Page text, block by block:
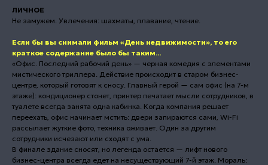
ЛИЧНОЕ
Не замужем. Увлечения: шахматы, плавание, чтение.
Если бы вы снимали фильм «День недвижимости», то его
краткое содержание было бы таким...
«Офис. Последний рабочий день» — черная комедия с элементами
мистического триллера. Действие происходит в старом бизнес-
центре, который готовят к сносу. Главный герой — сам офис (на 7-м
этаже): кондиционер стонет, принтер печатает мысли сотрудников, в
туалете всегда занята одна кабинка. Когда компания решает
переехать, офис начинает мстить: двери запираются сами, Wi-Fi
рассылает жуткие фото, техника оживает. Один за другим
сотрудники исчезают или сходят с ума.
В финале здание сносят, но легенда остается — лифт нового
бизнес-центра всегда едет на несуществующий 7-й этаж. Мораль: